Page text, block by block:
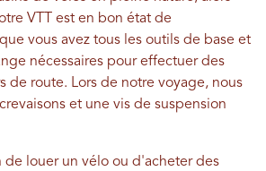
VTT est en bon état de
vous avez tous les outils de base et
nécessaires pour effectuer des
de route. Lors de notre voyage, nous
et une vis de suspension
de louer un vélo ou d'acheter des